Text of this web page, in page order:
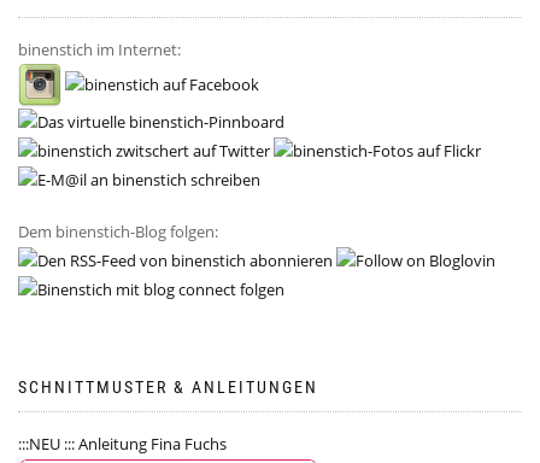
binenstich im Internet:
Dem binenstich-Blog folgen:
SCHNITTMUSTER & ANLEITUNGEN
:::NEU ::: Anleitung Fina Fuchs